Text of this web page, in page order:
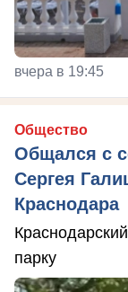
вчера в 19:45
Общество
Общался с
Сергея
Краснодара
парку